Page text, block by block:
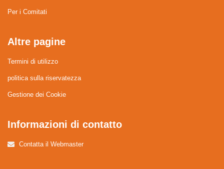
Per i Comitati
Altre pagine
Termini di utilizzo
politica sulla riservatezza
Gestione dei Cookie
Informazioni di contatto
Contatta il Webmaster